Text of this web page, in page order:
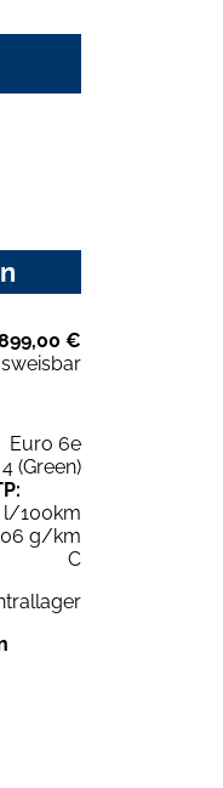
€
Euro 6e
4 (Green)
l/100km
g/km
C